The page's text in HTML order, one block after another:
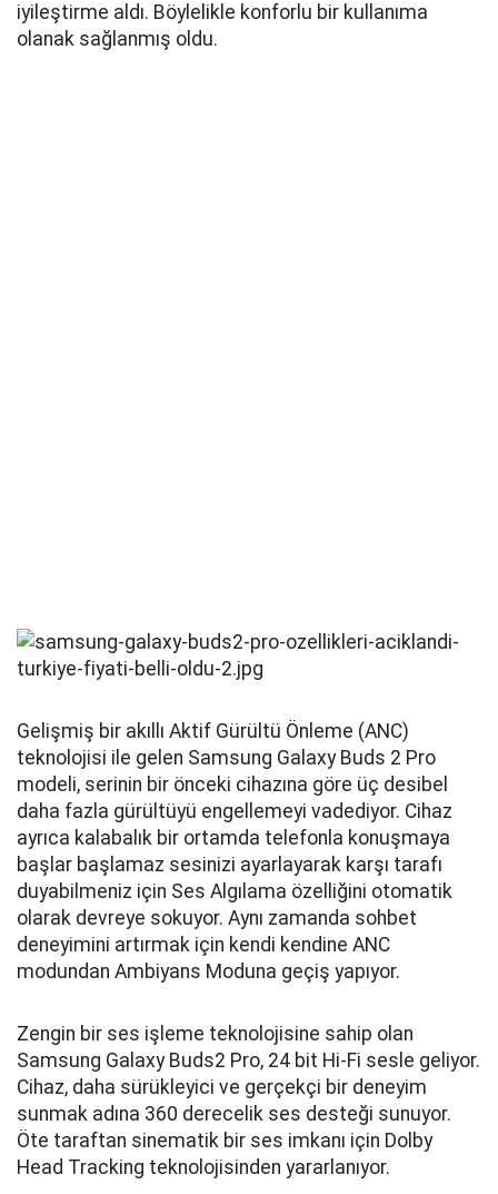
iyileştirme aldı. Böylelikle konforlu bir kullanıma
olanak sağlanmış oldu.
Gelişmiş bir akıllı Aktif Gürültü Önleme (ANC)
teknolojisi ile gelen Samsung Galaxy Buds 2 Pro
modeli, serinin bir önceki cihazına göre üç desibel
daha fazla gürültüyü engellemeyi vadediyor. Cihaz
ayrıca kalabalık bir ortamda telefonla konuşmaya
başlar başlamaz sesinizi ayarlayarak karşı tarafı
duyabilmeniz için Ses Algılama özelliğini otomatik
olarak devreye sokuyor. Aynı zamanda sohbet
deneyimini artırmak için kendi kendine ANC
modundan Ambiyans Moduna geçiş yapıyor.
Zengin bir ses işleme teknolojisine sahip olan
Samsung Galaxy Buds2 Pro, 24 bit Hi-Fi sesle geliyor.
Cihaz, daha sürükleyici ve gerçekçi bir deneyim
sunmak adına 360 derecelik ses desteği sunuyor.
Öte taraftan sinematik bir ses imkanı için Dolby
Head Tracking teknolojisinden yararlanıyor.